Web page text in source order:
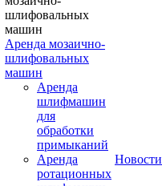
Аренда мозаично-
шлифовальных
машин
Аренда
шлифмашин
для
обработки
примыканий
Аренда
ротационных
Новости